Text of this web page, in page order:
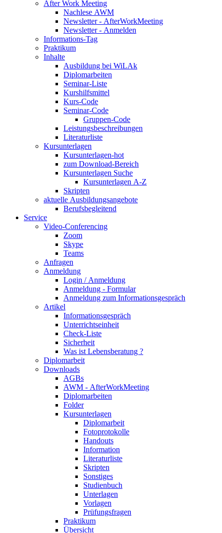
After Work Meeting
Nachlese AWM
Newsletter - AfterWorkMeeting
Newsletter - Anmelden
Informations-Tag
Praktikum
Inhalte
Ausbildung bei WiLAk
Diplomarbeiten
Seminar-Liste
Kurshilfsmittel
Kurs-Code
Seminar-Code
Gruppen-Code
Leistungsbeschreibungen
Literaturliste
Kursunterlagen
Kursunterlagen-hot
zum Download-Bereich
Kursunterlagen Suche
Kursunterlagen A-Z
Skripten
aktuelle Ausbildungsangebote
Berufsbegleitend
Service
Video-Conferencing
Zoom
Skype
Teams
Anfragen
Anmeldung
Login / Anmeldung
Anmeldung - Formular
Anmeldung zum Informationsgespräch
Artikel
Informationsgespräch
Unterrichtseinheit
Check-Liste
Sicherheit
Was ist Lebensberatung ?
Diplomarbeit
Downloads
AGBs
AWM - AfterWorkMeeting
Diplomarbeiten
Folder
Kursunterlagen
Diplomarbeit
Fotoprotokolle
Handouts
Information
Literaturliste
Skripten
Sonstiges
Studienbuch
Unterlagen
Vorlagen
Prüfungsfragen
Praktikum
Übersicht